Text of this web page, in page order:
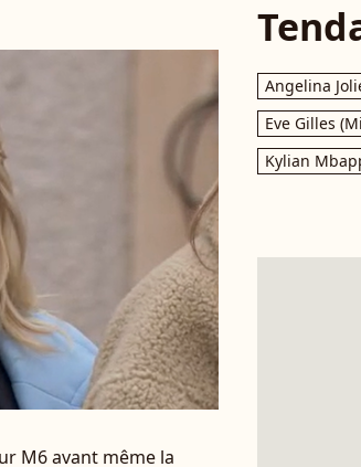
M6 avant même la
Angelina
Eve Gilles
Kylian